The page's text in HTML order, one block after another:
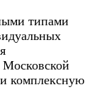
типами
Московской
комплексную